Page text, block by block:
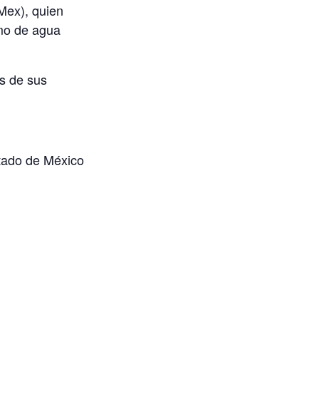
, quien
de agua
de sus
de México